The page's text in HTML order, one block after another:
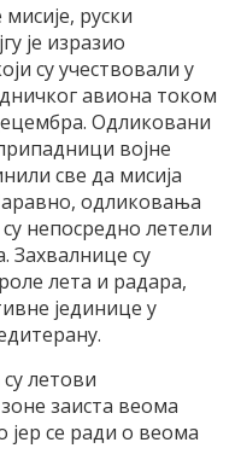
руски
је изразио
су учествовали у
авиона током
Одликовани
војне
све да мисија
одликовања
непосредно летели
Захвалнице су
лета и радара,
јединице у
летови
заиста веома
јер се ради о веома